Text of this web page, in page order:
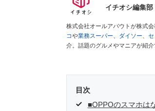
イチオシ編集部
株式会社オールアバウトが株式
コや業務スーパー、 ダイソー、 セ
介。話題のグルメやマニアが紹
目次
■OPPOのスマホは